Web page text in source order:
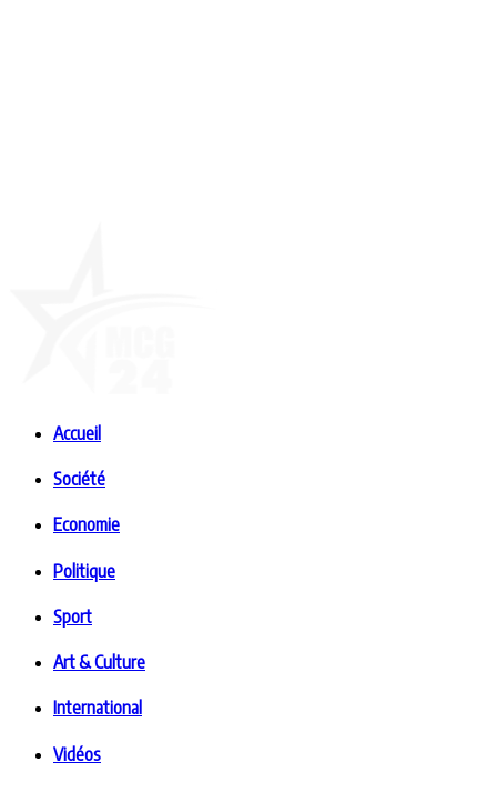
Accueil
Société
Economie
Politique
Sport
Art & Culture
International
Vidéos